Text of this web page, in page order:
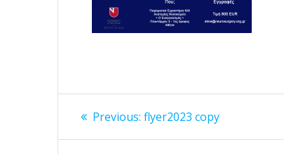
Post
navigation
Previous: Previous
flyer2023 copy